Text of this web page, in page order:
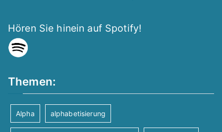
Hören Sie hinein auf Spotify!
Themen:
Alpha alphabetisierung